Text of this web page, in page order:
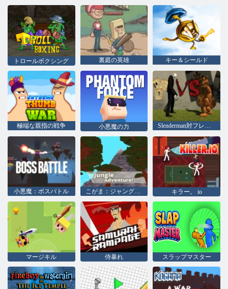
トロールボクシング 裏庭の英雄 キー＆シールド
極端な親指の戦争 小悪魔の力 Slenderman対フレディThe Fazbear
小悪魔：ボスバトル こがま：ジャングルアドベンチャー キラー。 io
マージキル 侍暴れ スラップマスター